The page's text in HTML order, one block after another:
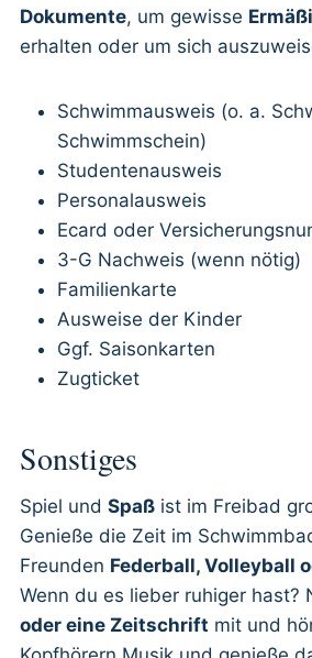
Dokumente, um gewisse
erhalten oder um sich
Schwimmausweis (o. a.
Schwimmschein)
Studentenausweis
Personalausweis
Ecard oder
3-G Nachweis (wenn nötig)
Familienkarte
Ausweise der Kinder
Ggf. Saisonkarten
Zugticket
Sonstiges
Spiel und Spaß ist im Freibad
Genieße die Zeit im
Freunden Federball, Volleyball
Wenn du es lieber ruhiger hast?
oder eine Zeitschrift mit und